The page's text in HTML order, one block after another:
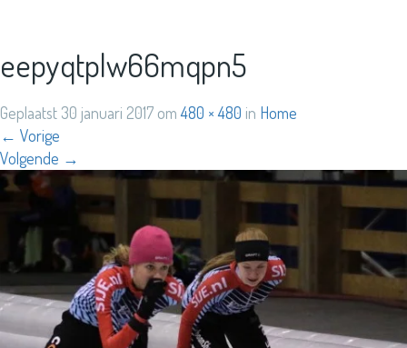
eepyqtplw66mqpn5
Geplaatst 30 januari 2017 om480 × 480 in Home
← Vorige
Volgende →